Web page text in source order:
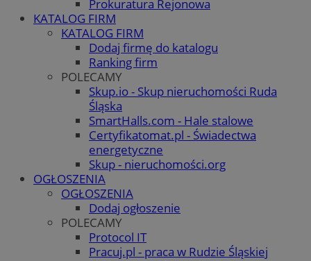
Prokuratura Rejonowa
KATALOG FIRM
KATALOG FIRM
Dodaj firmę do katalogu
Ranking firm
POLECAMY
Skup.io - Skup nieruchomości Ruda
Śląska
SmartHalls.com - Hale stalowe
Certyfikatomat.pl - Świadectwa
energetyczne
Skup - nieruchomości.org
OGŁOSZENIA
OGŁOSZENIA
Dodaj ogłoszenie
POLECAMY
Protocol IT
Pracuj.pl - praca w Rudzie Śląskiej